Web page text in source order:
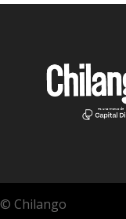
© Chilango